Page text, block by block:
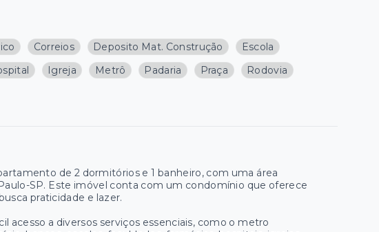
Correios Deposito Mat. Construção
Escola
Igreja Metrô Padaria Praça
Rodovia
de 2 dormitórios e 1 banheiro, com uma área
SP. Este imóvel conta com um condomínio que oferece
praticidade e lazer.
acesso a diversos serviços essenciais, como o metro